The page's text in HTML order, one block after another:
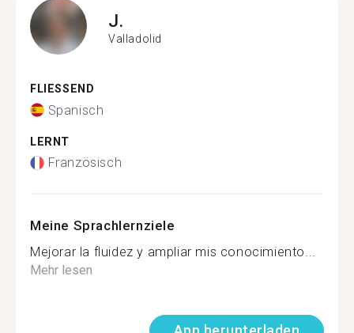
J.
Valladolid
FLIESSEND
Spanisch
LERNT
Französisch
Meine Sprachlernziele
Mejorar la fluidez y ampliar mis conocimiento...
Mehr lesen